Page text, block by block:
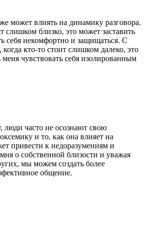
может влиять на динамику разговора.
слишком близко, это может заставить
себя некомфортно и защищаться. С
кто-то стоит слишком далеко, это
меня чувствовать себя изолированным
люди часто не осознают свою
и то, как она влияет на
привести к недоразумениям и
о собственной близости и уважая
мы можем создать более
общение.